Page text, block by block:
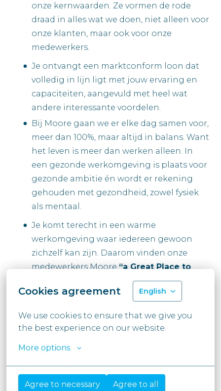
Cookies agreement English
We use cookies to ensure that we give you
the best experience on our website.
More options
Agree to necessary Agree to all
onze kernwaarden. Ze vormen de rode
draad in alles wat we doen, niet alleen voor
onze klanten, maar ook voor onze
medewerkers.
Je ontvangt een marktconform loon dat
volledig in lijn ligt met jouw ervaring en
capaciteiten, aangevuld met heel wat
andere interessante voordelen.
Bij Moore gaan we er elke dag samen voor,
meer dan 100%, maar altijd in balans. Want
het leven is meer dan werken alleen. In
een gezonde werkomgeving is plaats voor
gezonde ambitie én wordt er rekening
gehouden met gezondheid, zowel fysiek
als mentaal.
Je komt terecht in een warme
werkomgeving waar iedereen gewoon
zichzelf kan zijn. Daarom vinden onze
medewerkers Moore “a Great Place to
#LI-MD1
Hybride
Gent, Oost-Vlaanderen, België
Tax & Legal - VAT Advice